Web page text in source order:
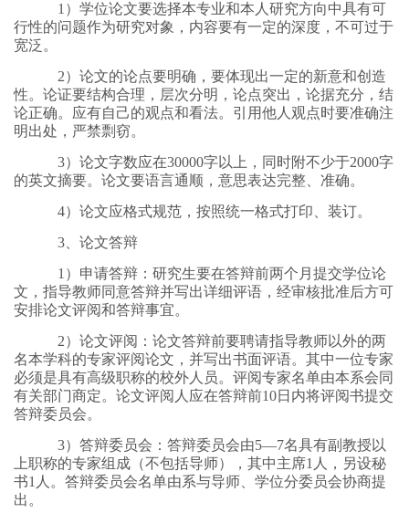
1）学位论文要选择本专业和本人研究方向中具有可
行性的问题作为研究对象，内容要有一定的深度，不可过于
宽泛。
2）论文的论点要明确，要体现出一定的新意和创造
性。论证要结构合理，层次分明，论点突出，论据充分，结
论正确。应有自己的观点和看法。引用他人观点时要准确注
明出处，严禁剽窃。
3）论文字数应在30000字以上，同时附不少于2000字
的英文摘要。论文要语言通顺，意思表达完整、准确。
4）论文应格式规范，按照统一格式打印、装订。
3、论文答辩
1）申请答辩：研究生要在答辩前两个月提交学位论
文，指导教师同意答辩并写出详细评语，经审核批准后方可
安排论文评阅和答辩事宜。
2）论文评阅：论文答辩前要聘请指导教师以外的两
名本学科的专家评阅论文，并写出书面评语。其中一位专家
必须是具有高级职称的校外人员。评阅专家名单由本系会同
有关部门商定。论文评阅人应在答辩前10日内将评阅书提交
答辩委员会。
3）答辩委员会：答辩委员会由5—7名具有副教授以
上职称的专家组成（不包括导师），其中主席1人，另设秘
书1人。答辩委员会名单由系与导师、学位分委员会协商提
出。